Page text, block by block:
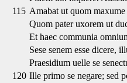
115 Amabat ut quom
Quom pater uxorem ut
Et haec communia
Sese senem esse dicere,
Praesidium uelle se
120 Ille primo se negare; sed